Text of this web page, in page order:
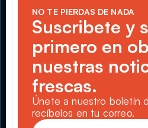
NO TE PIERDAS DE NADA
Suscribete y
primero en
nuestras
frescas.
Únete a nuestro boletín
recíbelos en tu correo.